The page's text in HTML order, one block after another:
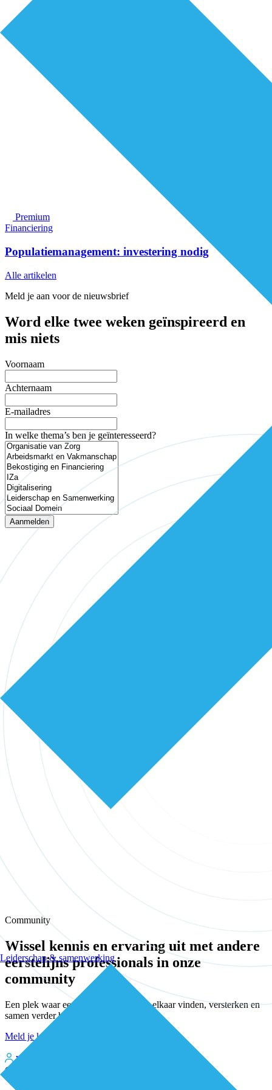
Leiderschap & samenwerking
Premium
Financiering
Populatiemanagement: investering nodig
Alle artikelen
Meld je aan voor de nieuwsbrief
Word elke twee weken geïnspireerd en
mis niets
Voornaam
Achternaam
E-mailadres
In welke thema’s ben je geïnteresseerd?
Aanmelden
Community
Wissel kennis en ervaring uit met andere
eerstelijns professionals in onze
community
Een plek waar eerstelijnsprofessionals elkaar vinden, versterken en
samen verder bouwen aan betere zorg.
Meld je kosteloos aan
Word kosteloos premium member
Over De Eerstelijns